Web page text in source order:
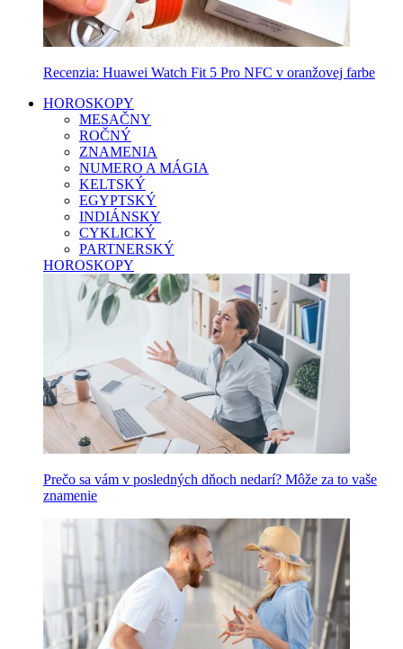
Recenzia: Huawei Watch Fit 5 Pro NFC v oranžovej farbe
HOROSKOPY
MESAČNY
ROČNÝ
ZNAMENIA
NUMERO A MÁGIA
KELTSKÝ
EGYPTSKÝ
INDIÁNSKY
CYKLICKÝ
PARTNERSKÝ
HOROSKOPY
Prečo sa vám v posledných dňoch nedarí? Môže za to vaše
znamenie